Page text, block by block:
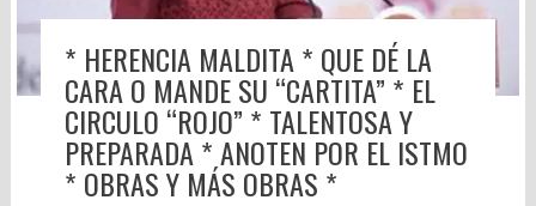
* HERENCIA MALDITA * QUE DÉ LA
CARA O MANDE SU “CARTITA” * EL
CIRCULO “ROJO” * TALENTOSA Y
PREPARADA * ANOTEN POR EL ISTMO
* OBRAS Y MÁS OBRAS *